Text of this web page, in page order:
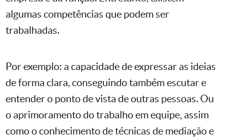
algumas competências que podem ser
trabalhadas.
Por exemplo: a capacidade de expressar as ideias
de forma clara, conseguindo também escutar e
entender o ponto de vista de outras pessoas. Ou
o aprimoramento do trabalho em equipe, assim
como o conhecimento de técnicas de mediação e